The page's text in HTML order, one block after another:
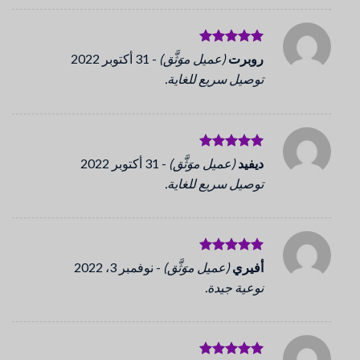
تم التقييم
5من 5
روبرت(عميل موَثَّق) - 31 أكتوبر 2022
توصيل سريع للغاية.
تم التقييم
5من 5
ديفيد(عميل موَثَّق) - 31 أكتوبر 2022
توصيل سريع للغاية.
تم التقييم
5من 5
أفيري(عميل موَثَّق) - نوفمبر 3، 2022
نوعية جيدة.